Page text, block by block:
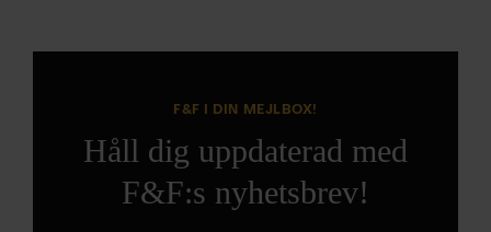
F&F I DIN MEJLBOX!
Håll dig uppdaterad med
F&F:s nyhetsbrev!